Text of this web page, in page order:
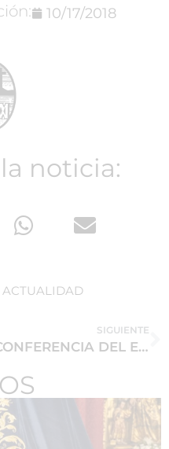
10/17/2018
noticia:
ACTUALIDAD
SIGUIENTE
CONFERENCIA DEL EQUIPO DE RESTAURACIÓN DE LAS PINTURAS MURALES